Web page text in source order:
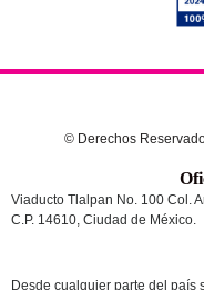
© Derechos
Viaducto Tlalpan No. 100 Col.
C.P. 14610, Ciudad de México.
Desde cualquier parte del país